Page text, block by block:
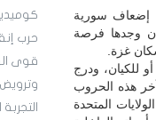
حرب
قوى
وترويض
إضعاف سورية
وجدها فرصة
غزة.
للكيان، ودرج
هذه الحروب
الولايات المتحدة